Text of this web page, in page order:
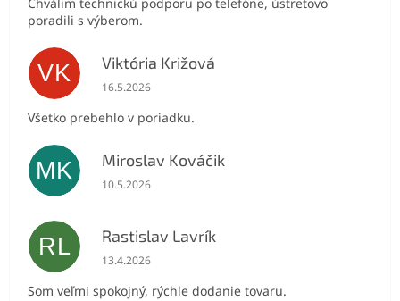
Chválim technickú podporu po telefóne, ústretovo
poradili s výberom.
VK Viktória Križová
Hodnotenie obchodu je 5 z 5 hviezdičiek.
16.5.2026
Všetko prebehlo v poriadku.
MK Miroslav Kováčik
Hodnotenie obchodu je 5 z 5 hviezdičiek.
10.5.2026
RL Rastislav Lavrík
Hodnotenie obchodu je 5 z 5 hviezdičiek.
13.4.2026
Som veľmi spokojný, rýchle dodanie tovaru.